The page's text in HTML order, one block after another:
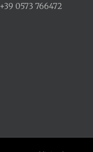
+39 0573 766472